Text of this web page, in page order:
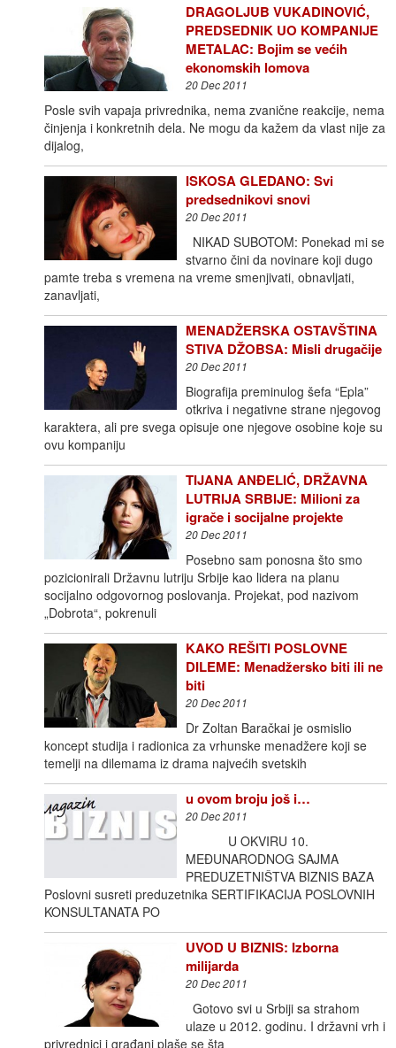
DRAGOLJUB VUKADINOVIĆ,
PREDSEDNIK UO KOMPANIJE
METALAC: Bojim se većih
ekonomskih lomova
20 Dec 2011
Posle svih vapaja privrednika, nema zvanične reakcije, nema
činjenja i konkretnih dela. Ne mogu da kažem da vlast nije za
dijalog,
ISKOSA GLEDANO: Svi
predsednikovi snovi
20 Dec 2011
NIKAD SUBOTOM: Ponekad mi se
stvarno čini da novinare koji dugo
pamte treba s vremena na vreme smenjivati, obnavljati,
zanavljati,
MENADŽERSKA OSTAVŠTINA
STIVA DŽOBSA: Misli drugačije
20 Dec 2011
Biografija preminulog šefa “Epla”
otkriva i negativne strane njegovog
karaktera, ali pre svega opisuje one njegove osobine koje su
ovu kompaniju
TIJANA ANĐELIĆ, DRŽAVNA
LUTRIJA SRBIJE: Milioni za
igrače i socijalne projekte
20 Dec 2011
Posebno sam ponosna što smo
pozicionirali Državnu lutriju Srbije kao lidera na planu
socijalno odgovornog poslovanja. Projekat, pod nazivom
„Dobrota“, pokrenuli
KAKO REŠITI POSLOVNE
DILEME: Menadžersko biti ili ne
biti
20 Dec 2011
Dr Zoltan Baračkai je osmislio
koncept studija i radionica za vrhunske menadžere koji se
temelji na dilemama iz drama najvećih svetskih
u ovom broju još i…
20 Dec 2011
U OKVIRU 10.
MEĐUNARODNOG SAJMA
PREDUZETNIŠTVA BIZNIS BAZA
Poslovni susreti preduzetnika SERTIFIKACIJA POSLOVNIH
KONSULTANATA PO
UVOD U BIZNIS: Izborna
milijarda
20 Dec 2011
Gotovo svi u Srbiji sa strahom
ulaze u 2012. godinu. I državni vrh i
privrednici i građani plaše se šta